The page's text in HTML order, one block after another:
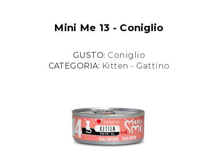
Mini Me 13 - Coniglio
GUSTO: Coniglio
CATEGORIA: Kitten - Gattino